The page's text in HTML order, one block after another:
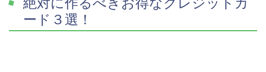
ード３選！